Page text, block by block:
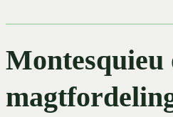
Montesquieu